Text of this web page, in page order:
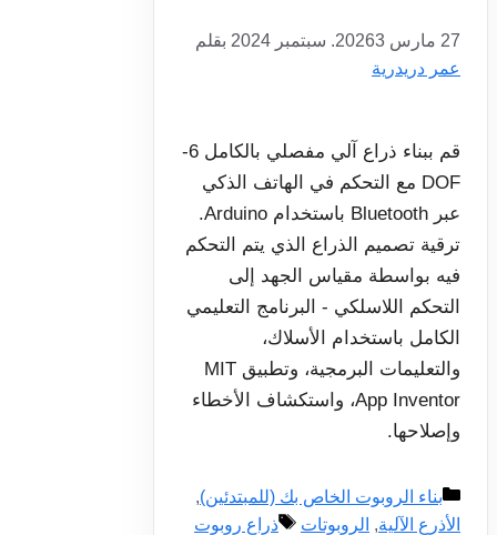
27 مارس 2026 3. سبتمبر 2024
بقلم
عمر دريدرية
قم ببناء ذراع آلي مفصلي بالكامل 6-
DOF مع التحكم في الهاتف الذكي
عبر Bluetooth باستخدام Arduino.
ترقية تصميم الذراع الذي يتم التحكم
فيه بواسطة مقياس الجهد إلى
التحكم اللاسلكي - البرنامج التعليمي
الكامل باستخدام الأسلاك،
والتعليمات البرمجية، وتطبيق MIT
App Inventor، واستكشاف الأخطاء
وإصلاحها.
التصنيفات
بناء الروبوت الخاص بك (للمبتدئين),
الأذرع الآلية, الروبوتات الوسوم
ذراع روبوت